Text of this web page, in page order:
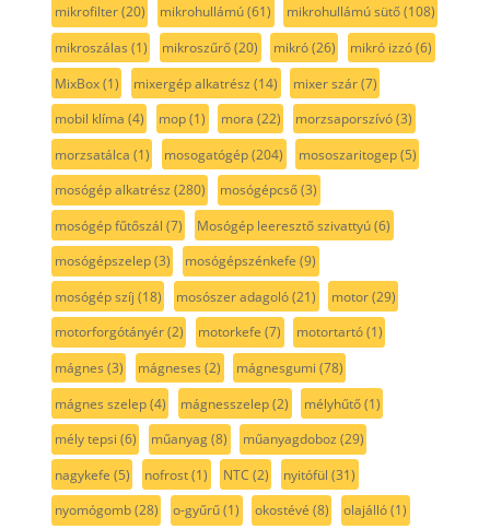
mikrofilter(20) mikrohullámú(61) mikrohullámú sütő(108)
mikroszálas (1) mikroszűrő(20) mikró(26) mikró izzó(6)
MixBox(1) mixergép alkatrész (14) mixer szár(7)
mobil klíma (4) mop(1) mora (22) morzsaporszívó(3)
morzsatálca (1) mosogatógép(204) mososzaritogep(5)
mosógép alkatrész (280) mosógépcső(3)
mosógép fűtőszál (7) Mosógép leeresztő szivattyú(6)
mosógépszelep(3) mosógépszénkefe (9)
mosógép szíj (18) mosószer adagoló(21) motor(29)
motorforgótányér(2) motorkefe (7) motortartó(1)
mágnes (3) mágneses (2) mágnesgumi (78)
mágnes szelep(4) mágnesszelep(2) mélyhűtő(1)
mély tepsi (6) műanyag(8) műanyagdoboz (29)
nagykefe (5) nofrost(1) NTC (2) nyitófül (31)
nyomógomb(28) o-gyűrű(1) okostévé (8) olajálló(1)